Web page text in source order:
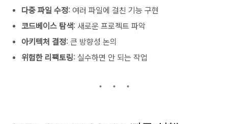
다중 파일 수정: 여러 파일에 걸친 기능 구현
코드베이스 탐색: 새로운 프로젝트 파악
아키텍처 결정: 큰 방향성 논의
위험한 리팩토링: 실수하면 안 되는 작업